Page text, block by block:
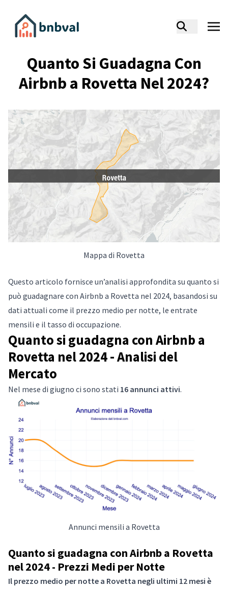
Quanto Si Guadagna Con
Airbnb a Rovetta Nel 2024?
Mappa di Rovetta
Questo articolo fornisce un’analisi approfondita su quanto si
può guadagnare con Airbnb a Rovetta nel 2024, basandosi su
dati attuali come il prezzo medio per notte, le entrate
mensili e il tasso di occupazione.
Quanto si guadagna con Airbnb a
Rovetta nel 2024 - Analisi del
Mercato
Nel mese di giugno ci sono stati 16 annunci attivi.
Annunci mensili a Rovetta
Quanto si guadagna con Airbnb a Rovetta
nel 2024 - Prezzi Medi per Notte
Il prezzo medio per notte a Rovetta negli ultimi 12 mesi è